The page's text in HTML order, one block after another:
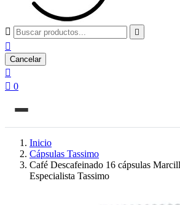
 

Cancelar

 0
Inicio
Cápsulas Tassimo
Café Descafeinado 16 cápsulas
Especialista Tassimo